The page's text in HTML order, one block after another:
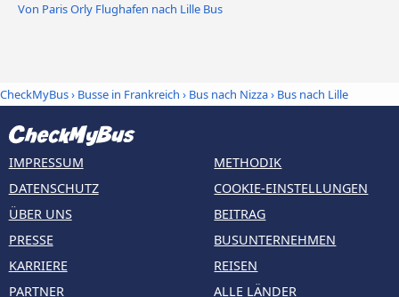
Von Paris Orly Flughafen nach Lille Bus
CheckMyBus› Busse in Frankreich › Bus nach Nizza› Bus nach Lille
IMPRESSUM
DATENSCHUTZ
ÜBER UNS
PRESSE
KARRIERE
PARTNER
METHODIK
COOKIE-EINSTELLUNGEN
BEITRAG
BUSUNTERNEHMEN
REISEN
ALLE LÄNDER